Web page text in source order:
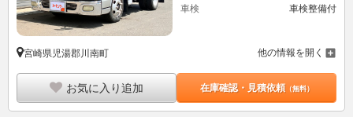
車検 車検整備付
宮崎県児湯郡川南町 他の情報を開く
お気に入り追加 在庫確認・見積依頼（無料）